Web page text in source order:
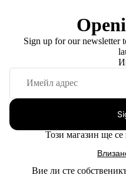
Sign up for our newsletter
Този магазин ще
Вие ли сте